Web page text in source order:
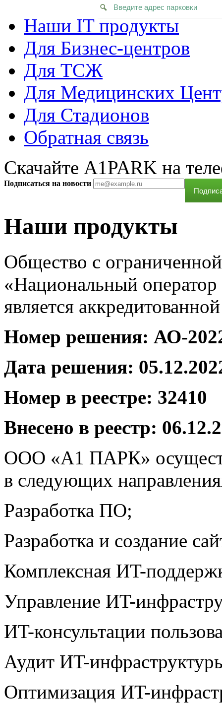
Наши IT продукты
Для Бизнес-центров
Для ТСЖ
Для Медицинских
Для Стадионов
Обратная связь
Скачайте A1PARK на
Подписаться на новости
Наши продукты
Общество с
«Национальный
является
Номер решения: АО-
Дата решения:
Номер в реестре: 32410
Внесено в реестр:
ООО «А1 ПАРК»
в следующих
Разработка ПО;
Разработка и создание
Комплексная ИT-
Управление ИT-
ИT-консультации
Аудит ИT-
Оптимизация ИT-